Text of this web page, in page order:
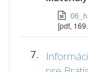
[pdf,
7.